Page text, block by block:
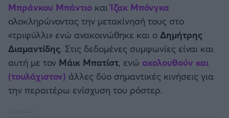
Μπράνκου Μπάντιο καιΊζακ Μπόνγκα
ολοκληρώνοντας την μετακίνησή τους στο
«τριφύλλι» ενώ ανακοινώθηκε και ο Δημήτρης
Διαμαντίδης. Στις δεδομένες συμφωνίες είναι και
αυτή με τον Μάικ Μπατίστ, ενώ ακολουθούν και
(τουλάχιστον) άλλες δύο σημαντικές κινήσεις για
την περαιτέρω ενίσχυση του ρόστερ.